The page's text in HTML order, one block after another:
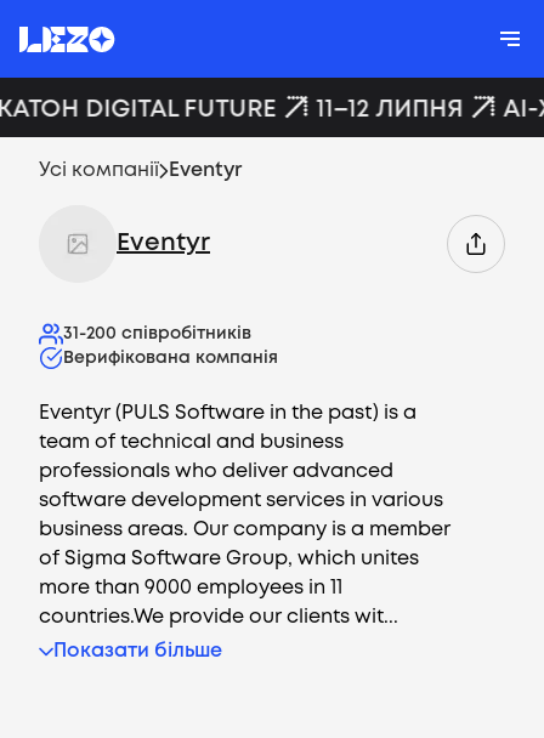
DIGITAL FUTURE 11–12 ЛИПНЯ AI-
Усі компанії Eventyr
Eventyr
31-200 співробітників
Верифікована компанія
Eventyr (PULS Software in the past) is a
team of technical and business
professionals who deliver advanced
software development services in various
business areas. Our company is a member
of Sigma Software Group, which unites
more than 9000 employees in 11
countries.We provide our clients wit...
Показати більше